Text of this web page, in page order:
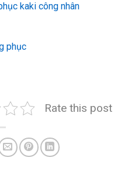
kaki công nhân
phục
Rate this post